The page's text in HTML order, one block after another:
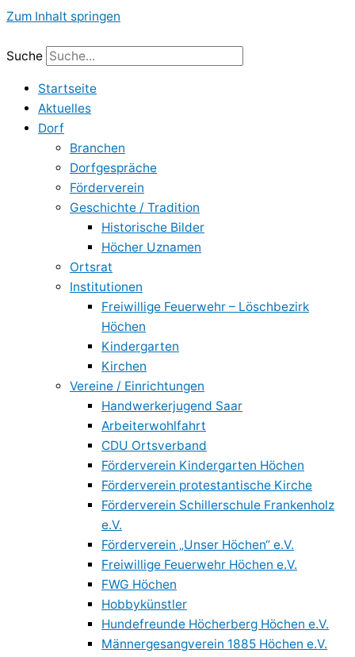
Zum Inhalt springen
Suche
Startseite
Aktuelles
Dorf
Branchen
Dorfgespräche
Förderverein
Geschichte / Tradition
Historische Bilder
Höcher Uznamen
Ortsrat
Institutionen
Freiwillige Feuerwehr – Löschbezirk
Höchen
Kindergarten
Kirchen
Vereine / Einrichtungen
Handwerkerjugend Saar
Arbeiterwohlfahrt
CDU Ortsverband
Förderverein Kindergarten Höchen
Förderverein protestantische Kirche
Förderverein Schillerschule Frankenholz
e.V.
Förderverein „Unser Höchen“ e.V.
Freiwillige Feuerwehr Höchen e.V.
FWG Höchen
Hobbykünstler
Hundefreunde Höcherberg Höchen e.V.
Männergesangverein 1885 Höchen e.V.